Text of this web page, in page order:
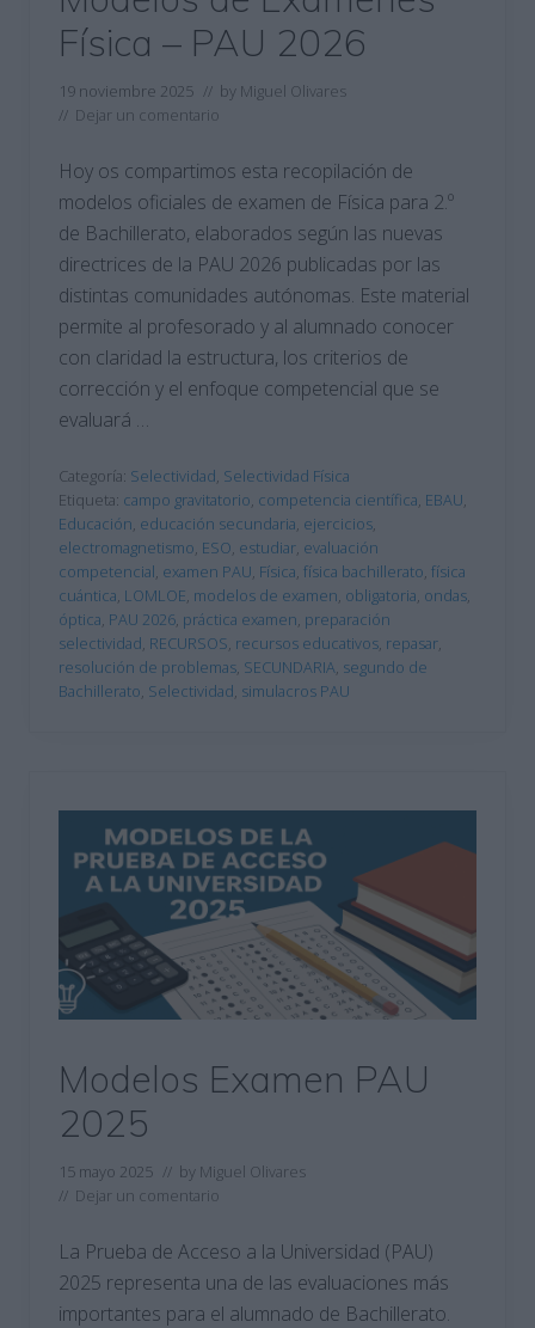
Física – PAU 2026
19 noviembre 2025 // by Miguel Olivares
// Dejar un comentario
Hoy os compartimos esta recopilación de
modelos oficiales de examen de Física para 2.º
de Bachillerato, elaborados según las nuevas
directrices de la PAU 2026 publicadas por las
distintas comunidades autónomas. Este material
permite al profesorado y al alumnado conocer
con claridad la estructura, los criterios de
corrección y el enfoque competencial que se
evaluará …
Categoría: Selectividad, Selectividad Física
Etiqueta: campo gravitatorio, competencia científica, EBAU,
Educación, educación secundaria, ejercicios,
electromagnetismo, ESO, estudiar, evaluación
competencial, examen PAU, Física, física bachillerato, física
cuántica, LOMLOE, modelos de examen, obligatoria, ondas,
óptica, PAU 2026, práctica examen, preparación
selectividad, RECURSOS, recursos educativos, repasar,
resolución de problemas, SECUNDARIA, segundo de
Bachillerato, Selectividad, simulacros PAU
Modelos Examen PAU
2025
15 mayo 2025 // by Miguel Olivares
// Dejar un comentario
La Prueba de Acceso a la Universidad (PAU)
2025 representa una de las evaluaciones más
importantes para el alumnado de Bachillerato.